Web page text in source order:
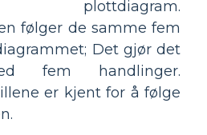
plottdiagram.
følger de samme fem
Det gjør det
fem handlinger.
er kjent for å følge